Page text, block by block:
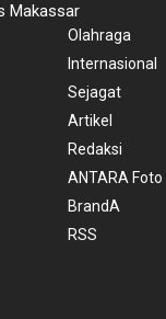
Makassar
Olahraga
Internasional
Sejagat
Artikel
Redaksi
ANTARA Foto
BrandA
RSS